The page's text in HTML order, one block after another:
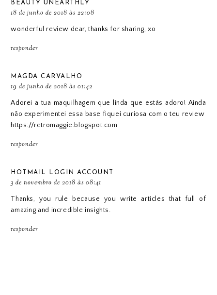
BEAUTY UNEARTHLY
18 de junho de 2018 às 22:08
wonderful review dear, thanks for sharing, xo
responder
MAGDA CARVALHO
19 de junho de 2018 às 01:42
Adorei a tua maquilhagem que linda que estás adoro! Ainda
não experimentei essa base fiquei curiosa com o teu review
https://retromaggie.blogspot.com
responder
HOTMAIL LOGIN ACCOUNT
3 de novembro de 2018 às 08:41
Thanks, you rule because you write articles that full of
amazing and incredible insights.
responder